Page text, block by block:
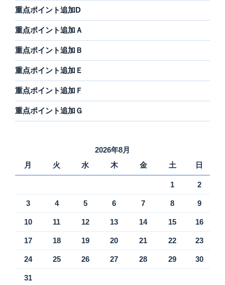
重点ポイント追加D
重点ポイント追加Ａ
重点ポイント追加Ｂ
重点ポイント追加Ｅ
重点ポイント追加Ｆ
重点ポイント追加Ｇ
2026年8月
月
火 水 木 金 土 日
1 2
3 4 5 6 7 8 9
10 11 12 13 14 15 16
17 18 19 20 21 22 23
24 25 26 27 28 29 30
31